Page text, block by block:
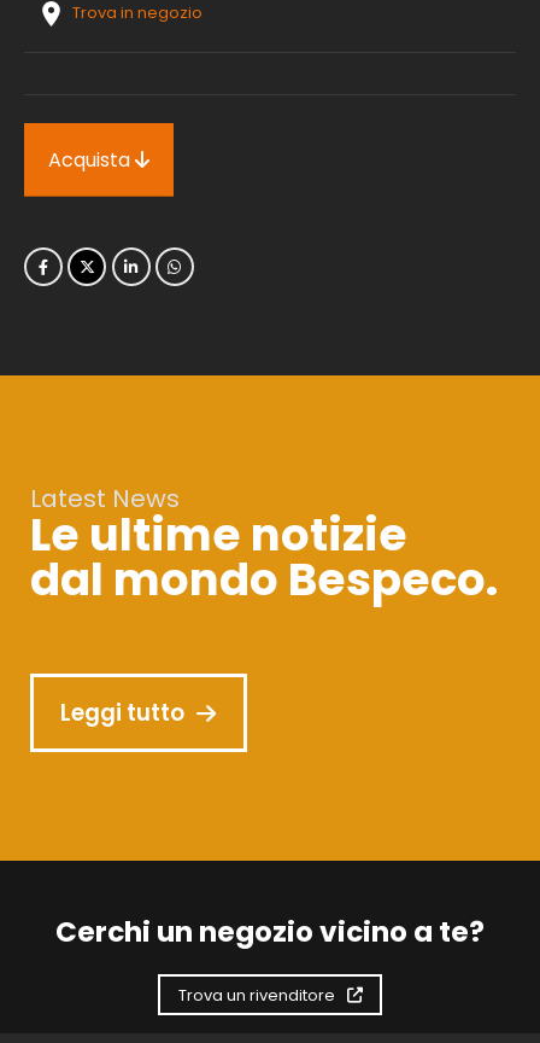
Trova in negozio
Acquista
Latest News
Le ultime notizie
dal mondo Bespeco.
Leggi tutto
Cerchi un negozio vicino a te?
Trova un rivenditore